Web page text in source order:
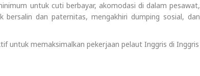
untuk cuti berbayar, akomodasi di dalam pesawat,
dan paternitas, mengakhiri dumping sosial, dan
untuk memaksimalkan pekerjaan pelaut Inggris di Inggris